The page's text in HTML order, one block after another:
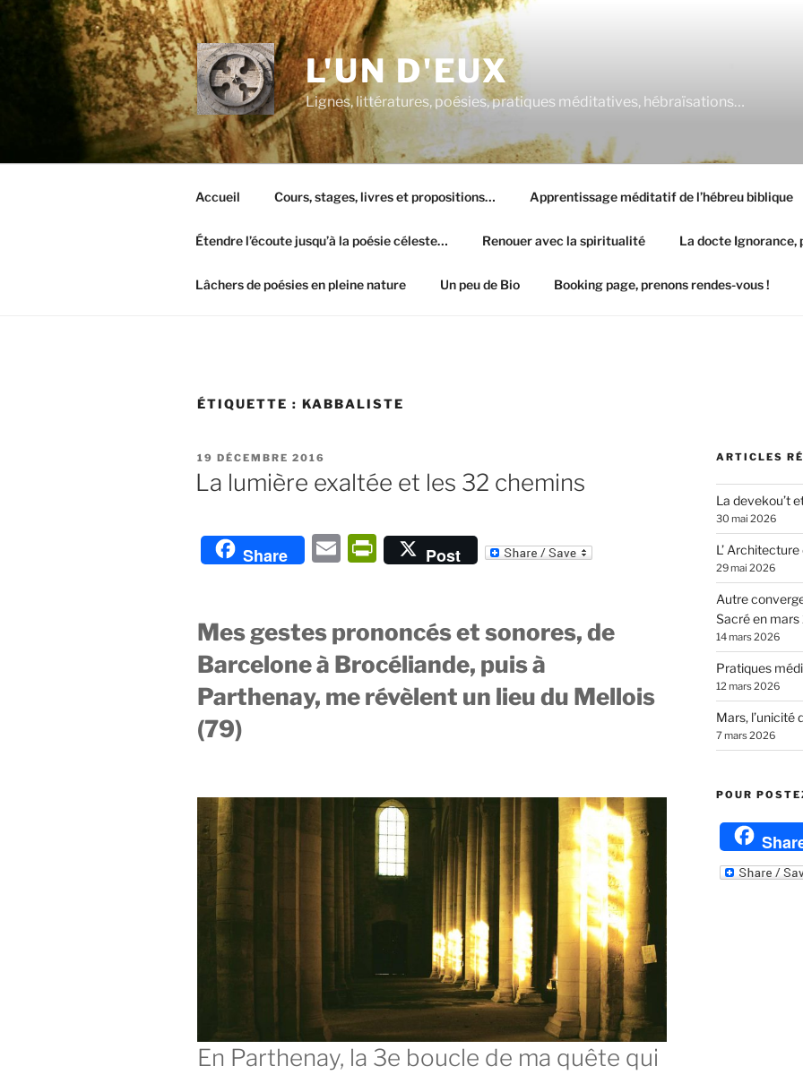
Aller
L'UN D'EUX
Lignes, littératures, poésies, pratiques méditatives, hébraïsations…
Accueil Cours, stages, livres et propositions… Apprentissage méditatif de l’hébreu biblique
Étendre l’écoute jusqu’à la poésie céleste… Renouer avec la spiritualité La docte Ignorance,
Lâchers de poésies en pleine nature Un peu de Bio Booking page, prenons rendes-vous !
ÉTIQUETTE : KABBALISTE
PUBLIÉ
LE
19 DÉCEMBRE 2016
La lumière exaltée et les 32 chemins
Share
E
l
P
ri
Fr
ie
n
Post
Mes gestes prononcés et sonores, de
Barcelone à Brocéliande, puis à
Parthenay, me révèlent un lieu du Mellois
(79)
En Parthenay, la 3e boucle de ma quête qui
ARTICLES
La devekou’t
30 mai 2026
L’
29 mai 2026
Autre
Sacré en
14 mars 2026
Pratiques
12 mars 2026
Mars, l’unicité
7 mars 2026
POUR